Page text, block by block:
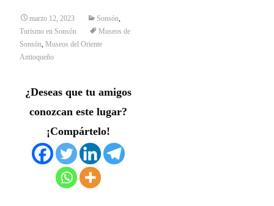
marzo 12, 2023 Sonsón
Turismo en Sonsón
Museos de
Sonsón Museos del Oriente
Antioqueño
¿Deseas que tu amigos
conozcan este lugar?
¡Compártelo!